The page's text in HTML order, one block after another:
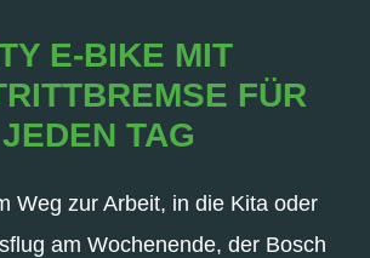
E-BIKE MIT
FÜR
JEDEN TAG
Weg zur Arbeit, in die Kita oder
am Wochenende, der Bosch